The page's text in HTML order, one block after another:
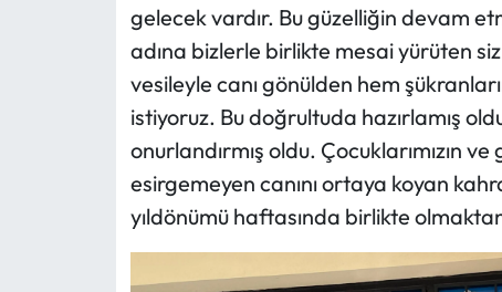
gelecek vardır. Bu güzelliğin devam
adına bizlerle birlikte mesai yürüten
vesileyle canı gönülden hem
istiyoruz. Bu doğrultuda hazırlamış
onurlandırmış oldu. Çocuklarımızın
esirgemeyen canını ortaya koyan
yıldönümü haftasında birlikte